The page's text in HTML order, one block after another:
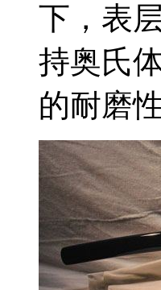
下，表
持奥氏
的耐磨